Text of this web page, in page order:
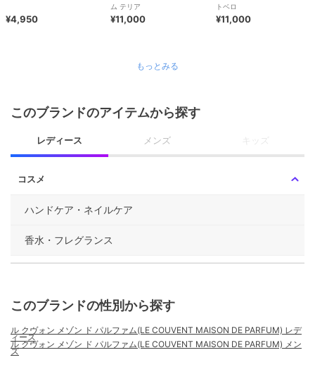
¥4,950
ム テリア
¥11,000
トベロ
¥11,000
もっとみる
このブランドのアイテムから探す
レディース メンズ キッズ
コスメ
ハンドケア・ネイルケア
香水・フレグランス
このブランドの性別から探す
ル クヴォン メゾン ド パルファム(LE COUVENT MAISON DE PARFUM) レデ
ィース
ル クヴォン メゾン ド パルファム(LE COUVENT MAISON DE PARFUM) メン
ズ